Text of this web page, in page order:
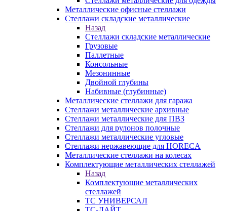
Металлические офисные стеллажи
Стеллажи складские металлические
Назад
Стеллажи складские металлические
Грузовые
Паллетные
Консольные
Мезонинные
Двойной глубины
Набивные (глубинные)
Металлические стеллажи для гаража
Стеллажи металлические архивные
Стеллажи металлические для ПВЗ
Стеллажи для рулонов полочные
Стеллажи металлические угловые
Стеллажи нержавеющие для HORECA
Металлические стеллажи на колесах
Комплектующие металлических стеллажей
Назад
Комплектующие металлических
стеллажей
ТС УНИВЕРСАЛ